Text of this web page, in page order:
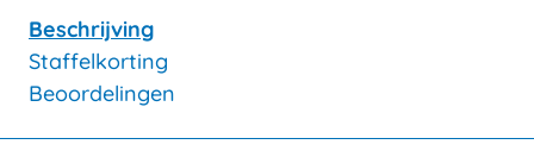
Beschrijving
Staffelkorting
Beoordelingen